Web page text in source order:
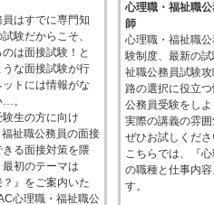
はすでに専門知
験だからこそ、
は面接試験！と
な面接試験が行
トには情報がな
。
生の方に向け
祉職公務員の面接
る面接対策を隈
初のテーマは
？』をご案内いた
心理職・福祉職公
心理職・福祉職
師
心理職・福祉職
験制度、最新の
祉職公務員試験
路の選択に役立つ
公務員受験をしよ
実際の講義の雰囲
ぜひお試しくださ
こちらでは、『
の職種と仕事内
す。